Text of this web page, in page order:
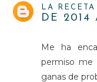
LA
DE 2014
Me ha
permiso me
ganas de